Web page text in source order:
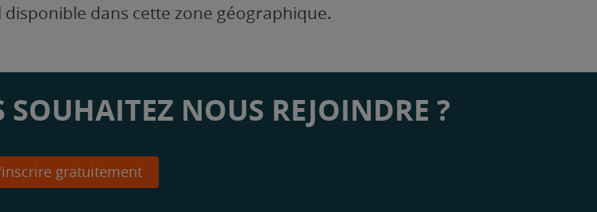
dans cette zone géographique.
NOUS REJOINDRE ?
gratuitement